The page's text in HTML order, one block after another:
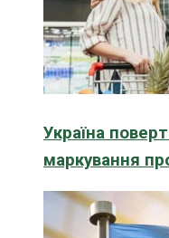
Україна
маркування